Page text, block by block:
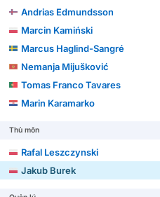
Andrias Edmundsson
Marcin Kamiński
Marcus Haglind-Sangré
Nemanja Mijušković
Tomas Franco Tavares
Marin Karamarko
Thủ môn
Rafal Leszczynski
Jakub Burek